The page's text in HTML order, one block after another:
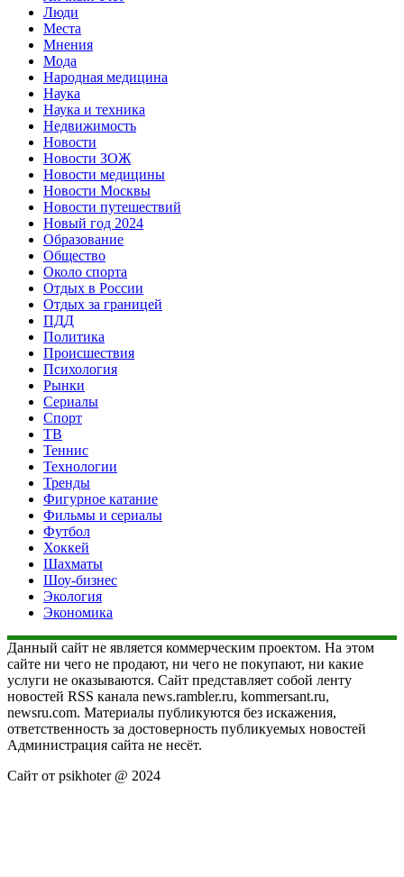
Люди
Места
Мнения
Мода
Народная медицина
Наука
Наука и техника
Недвижимость
Новости
Новости ЗОЖ
Новости медицины
Новости Москвы
Новости путешествий
Новый год 2024
Образование
Общество
Около спорта
Отдых в России
Отдых за границей
ПДД
Политика
Происшествия
Психология
Рынки
Сериалы
Спорт
ТВ
Теннис
Технологии
Тренды
Фигурное катание
Фильмы и сериалы
Футбол
Хоккей
Шахматы
Шоу-бизнес
Экология
Экономика
Данный сайт не является коммерческим проектом. На этом
сайте ни чего не продают, ни чего не покупают, ни какие
услуги не оказываются. Сайт представляет собой ленту
новостей RSS канала news.rambler.ru, kommersant.ru,
newsru.com. Материалы публикуются без искажения,
ответственность за достоверность публикуемых новостей
Администрация сайта не несёт.
Сайт от psikhoter @ 2024